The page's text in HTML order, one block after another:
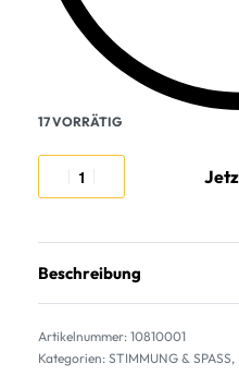
17 VORRÄTIG
Beschreibung
10810001
Kategorien: STIMMUNG & SPASS,